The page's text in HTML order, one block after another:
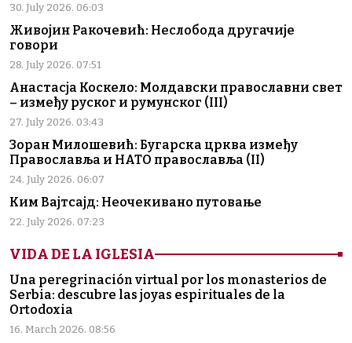
30. July 2026. 06:03
Живојин Ракочевић: Неслобода другачије
говори
28. July 2026. 07:51
Анастасја Коскело: Молдавски православни свет
– између руског и румунског (III)
27. July 2026. 03:43
Зоран Милошевић: Бугарска црква између
Православља и НАТО православља (II)
24. July 2026. 06:07
Ким Вајтсајд: Неочекивано путовање
22. July 2026. 07:23
VIDA DE LA IGLESIA
Una peregrinación virtual por los monasterios de
Serbia: descubre las joyas espirituales de la
Ortodoxia
16. March 2026. 08:56